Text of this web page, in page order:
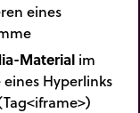
eines
Material im
Hyperlinks